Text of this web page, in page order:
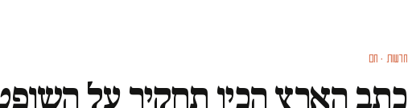
חדשות · חם
כתב הארץ הכין תחקיר על